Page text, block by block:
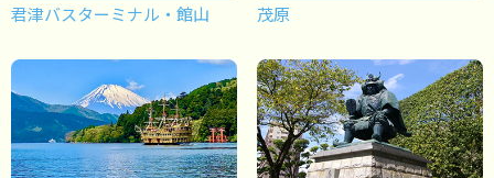
君津バスターミナル・館山 茂原